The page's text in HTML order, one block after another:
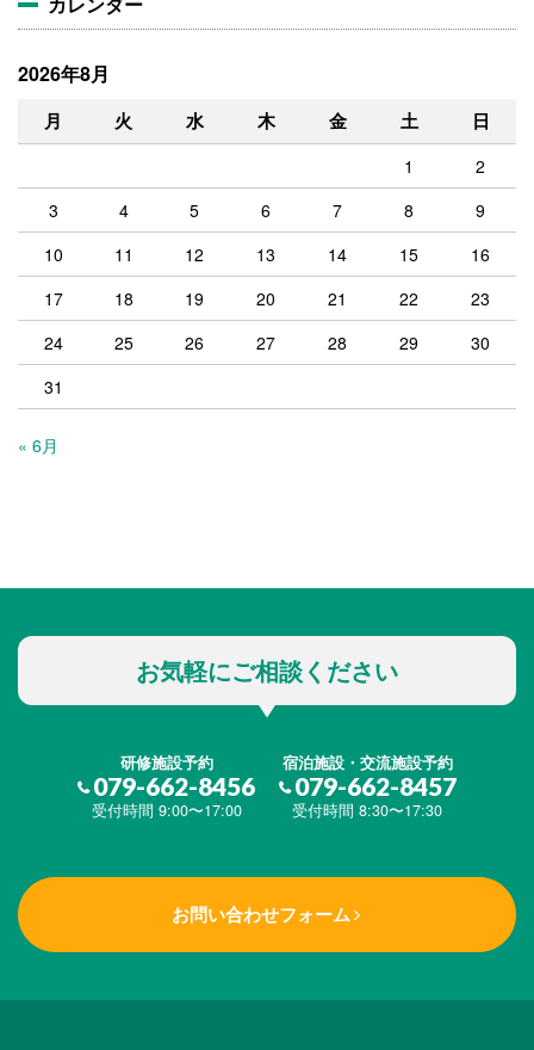
2026年8月
月 火 水 木 金 土 日
1
2
3
4 5 6 7 8
9
10
11 12 13 14 15
16
17
18 19 20 21 22
23
24
25 26 27 28 29
30
31
« 6月
お気軽にご相談ください
研修施設予約
079-662-8456
受付時間 9:00〜17:00
宿泊施設・交流施設予約
079-662-8457
受付時間 8:30〜17:30
お問い合わせフォーム